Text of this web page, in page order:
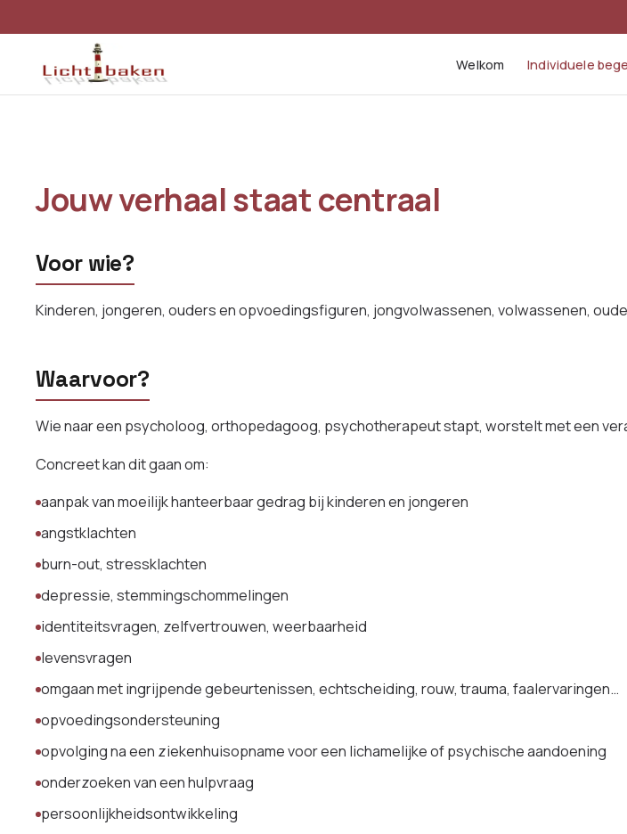
Welkom Individuele
Jouw verhaal staat centraal
Voor wie?
Kinderen, jongeren, ouders en opvoedingsfiguren, jongvolwassenen, volwassenen,
Waarvoor?
Wie naar een psycholoog, orthopedagoog, psychotherapeut stapt, worstelt met een
Concreet kan dit gaan om:
aanpak van moeilijk hanteerbaar gedrag bij kinderen en jongeren
angstklachten
burn-out, stressklachten
depressie, stemmingschommelingen
identiteitsvragen, zelfvertrouwen, weerbaarheid
levensvragen
omgaan met ingrijpende gebeurtenissen, echtscheiding, rouw, trauma, faalervaringen…
opvoedingsondersteuning
opvolging na een ziekenhuisopname voor een lichamelijke of psychische aandoening
onderzoeken van een hulpvraag
persoonlijkheidsontwikkeling